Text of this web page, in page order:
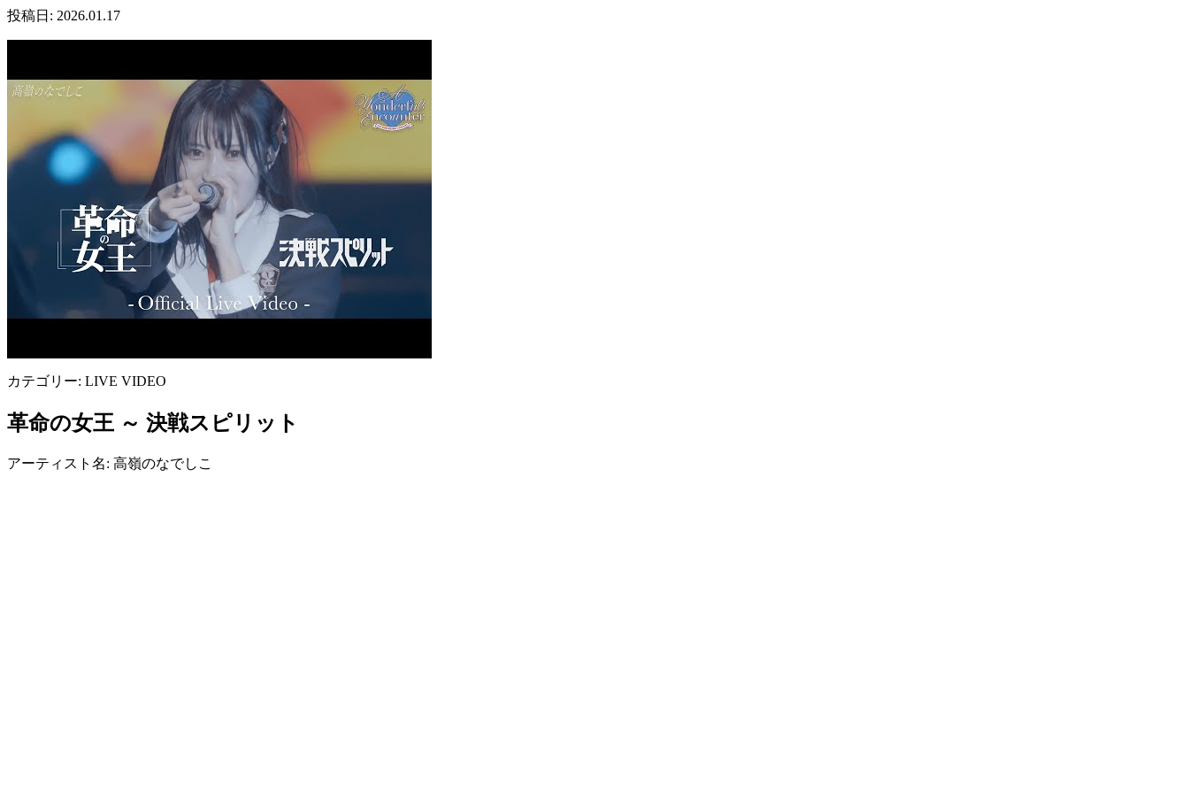
投稿日: 2026.01.17
カテゴリー: LIVE VIDEO
革命の女王 ～ 決戦スピリット
アーティスト名: 高嶺のなでしこ